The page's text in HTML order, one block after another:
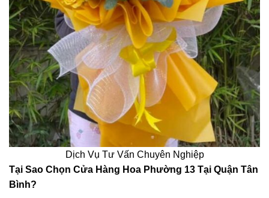
Dịch Vụ Tư Vấn Chuyên Nghiệp
Tại Sao Chọn Cửa Hàng Hoa Phường 13 Tại Quận Tân
Bình?